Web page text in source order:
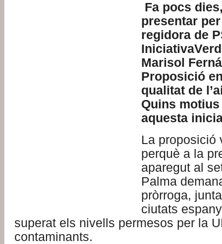
Fa pocs
presentar
regidora de
Marisol
Proposició
qualitat de
Quins
aquesta
La proposició
perquè a la
aparegut al
Palma
pròrroga,
ciutats
superat els nivells permesos per la
contaminants.